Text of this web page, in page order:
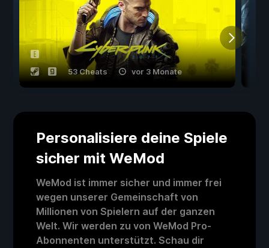
53 Cheats vor 3 Monate
Personalisiere deine Spiele
sicher mit WeMod
WeMod ist immer sicher und immer frei
wegen unserer Gemeinschaft von
Millionen von Spielern auf der ganzen
Welt. Wir werden zu von WeMod Pro-
Abonnenten unterstützt. Schau dir